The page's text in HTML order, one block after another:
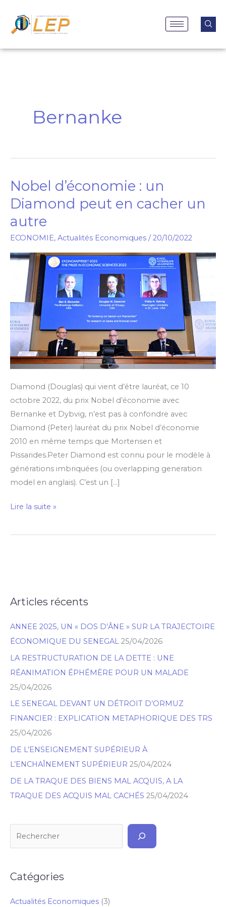
contenu
Bernanke
Nobel d’économie : un
Diamond peut en cacher un
autre
ECONOMIE, Actualités Economiques / 20/10/2022
Diamond (Douglas) qui vient d’être lauréat, ce 10
octobre 2022, du prix Nobel d’économie avec
Bernanke et Dybvig, n’est pas à confondre avec
Diamond (Peter) lauréat du prix Nobel d’économie
2010 en même temps que Mortensen et
Pissarides.Peter Diamond est connu pour le modèle à
générations imbriquées (ou overlapping generation
model en anglais). C’est un […]
Nobel
d’économie
un
Diamond
peut
cacher
autre
Lire la suite »
Articles récents
ANNEE 2025, UN « DOS D’ÂNE » SUR LA TRAJECTOIRE
ÉCONOMIQUE DU SENEGAL 25/04/2026
LA RESTRUCTURATION DE LA DETTE : UNE
RÉANIMATION ÉPHÉMÈRE POUR UN MALADE
25/04/2026
LE SENEGAL DEVANT UN DÉTROIT D’ORMUZ
FINANCIER : EXPLICATION METAPHORIQUE DES TRS
25/04/2026
DE L’ENSEIGNEMENT SUPÉRIEUR À
L’ENCHAÎNEMENT SUPÉRIEUR 25/04/2024
DE LA TRAQUE DES BIENS MAL ACQUIS, A LA
TRAQUE DES ACQUIS MAL CACHÉS 25/04/2024
R
c
h
e
r
c
h
e
r
Catégories
Actualités Economiques (3)